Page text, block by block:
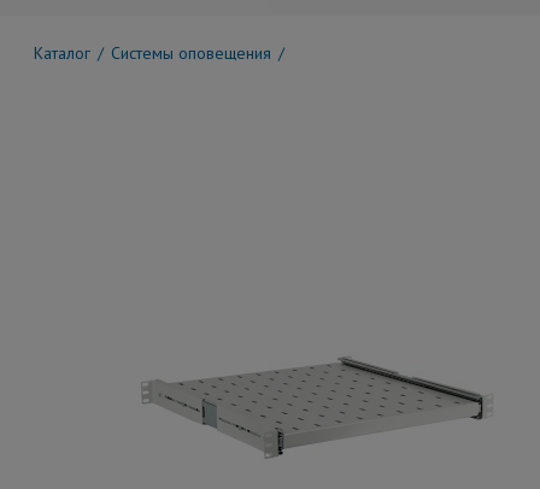
Каталог Системы оповещения